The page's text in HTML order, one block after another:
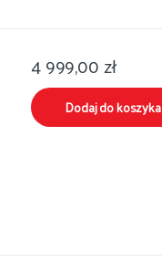
4 999,00zł
Dodaj do koszyka